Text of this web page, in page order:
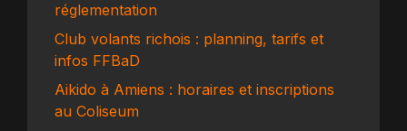
réglementation
Club volants richois : planning, tarifs et
infos FFBaD
Aikido à Amiens : horaires et inscriptions
au Coliseum